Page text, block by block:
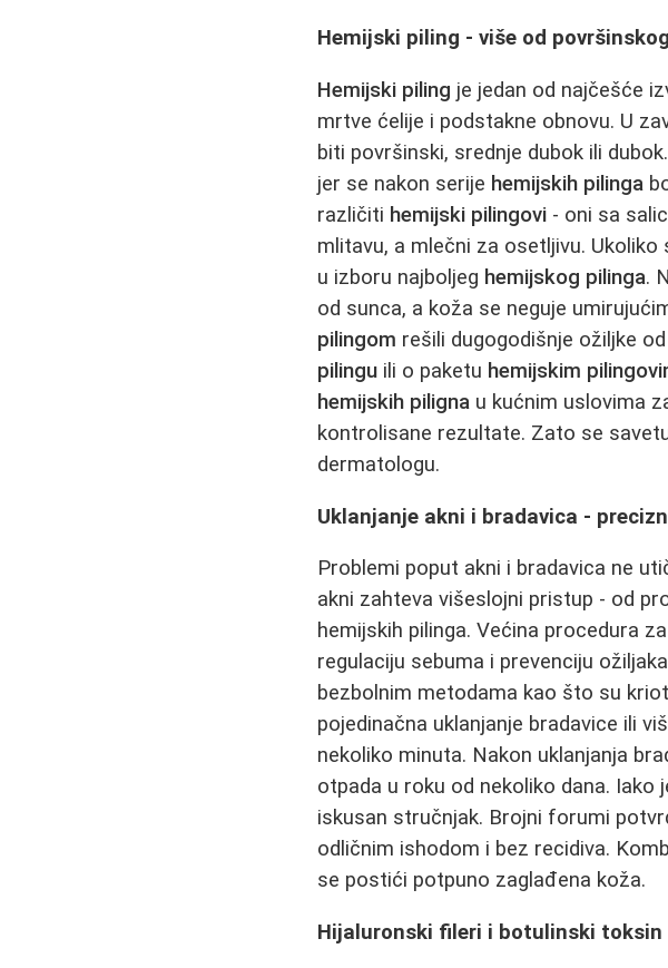
Hemijski piling - više od
Hemijski piling je jedan od najčešće
mrtve ćelije i podstakne obnovu. U
biti površinski, srednje dubok ili
jer se nakon serije hemijskih pilinga
različiti hemijski pilingovi - oni sa
mlitavu, a mlečni za osetljivu.
u izboru najboljeg hemijskog pilinga.
od sunca, a koža se neguje
pilingom rešili dugogodišnje ožiljke
pilingu ili o paketu hemijskim
hemijskih piligna u kućnim uslovima
kontrolisane rezultate. Zato se
dermatologu.
Uklanjanje akni i bradavica -
Problemi poput akni i bradavica ne
akni zahteva višeslojni pristup - od
hemijskih pilinga. Većina procedura
regulaciju sebuma i prevenciju
bezbolnim metodama kao što su
pojedinačna uklanjanje bradavice ili
nekoliko minuta. Nakon uklanjanja
otpada u roku od nekoliko dana. Iako
iskusan stručnjak. Brojni forumi
odličnim ishodom i bez recidiva.
se postići potpuno zaglađena koža.
Hijaluronski fileri i botulinski